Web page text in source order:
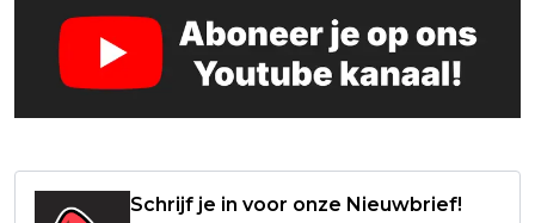
Schrijf je in voor onze Nieuwbrief!